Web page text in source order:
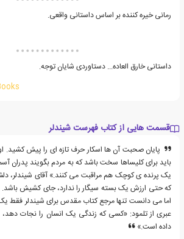
رمانی خیره کننده بر اساس داستانی واقعی.
داستانی خارق العاده... دستاوردی شایان توجه.
قسمت هایی از کتاب فهرست شیندلر
پایان صحبت آن ها اسکار حرف تازه ای را پیش
باید برای کلیساها سخت باشد که به مردم بگویند پدران
یک پرنده ی کوچک هم مراقبت می کنند.» آقای شیندلر،
که حتی ارزش یک بسته سیگار را ندارد، جای کشیش باشد.
اما می دانست تنها مرجع کتاب مقدس برای شیندلر فقط
عبری از تلمود: «کسی که زندگی یک انسان را نجات دهد،
داده است.»